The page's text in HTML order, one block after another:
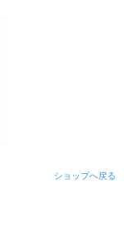
ショップへ戻る